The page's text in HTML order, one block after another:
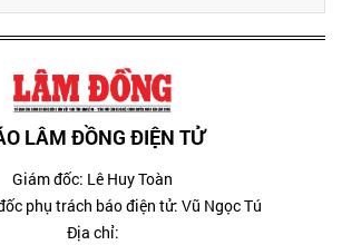
LÂM ĐỒNG ĐIỆN TỬ
Giám đốc: Lê Huy Toàn
phụ trách báo điện tử: Vũ Ngọc Tú
Địa chỉ: